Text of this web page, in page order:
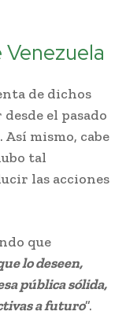
de dichos
el pasado
Así mismo, cabe
tal
las acciones
que
lo deseen,
pública sólida,
a futuro”.